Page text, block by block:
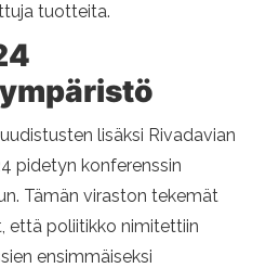
tuotteita.
lisäksi Rivadavian
pidetyn konferenssin
Tämän viraston tekemät
että poliitikko nimitettiin
ensimmäiseksi